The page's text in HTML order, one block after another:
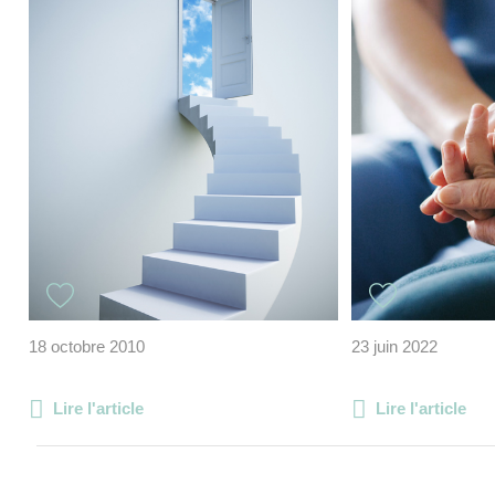
18 octobre 2010
Lire l'article
23 juin 2022
Lire l'article